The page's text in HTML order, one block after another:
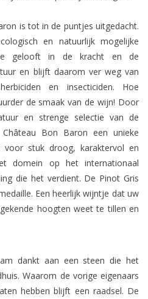
is tot in de puntjes uitgedacht.
en natuurlijk mogelijke
gelooft in de kracht en de
en blijft daarom ver weg van
en insecticiden. Hoe
de smaak van de wijn! Door
en strenge selectie van de
Bon Baron een unieke
voor stuk droog, karaktervol en
domein op het internationaal
die het verdient. De Pinot Gris
Een heerlijk wijntje dat uw
hoogten weet te tillen en
dankt aan een steen die het
Waarom de vorige eigenaars
hebben blijft een raadsel. De